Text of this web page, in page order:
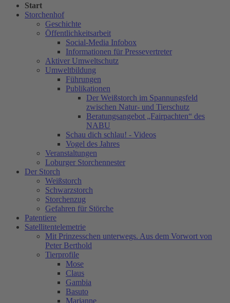
Start
Storchenhof
Geschichte
Öffentlichkeitsarbeit
Social-Media Infobox
Informationen für Pressevertreter
Aktiver Umweltschutz
Umweltbildung
Führungen
Publikationen
Der Weißstorch im Spannungsfeld
zwischen Natur- und Tierschutz
Beratungsangebot „Fairpachten“ des
NABU
Schau dich schlau! - Videos
Vogel des Jahres
Veranstaltungen
Loburger Storchennester
Der Storch
Weißstorch
Schwarzstorch
Storchenzug
Gefahren für Störche
Patentiere
Satellitentelemetrie
Mit Prinzesschen unterwegs. Aus dem Vorwort von
Peter Berthold
Tierprofile
Mose
Claus
Gambia
Basuto
Marianne